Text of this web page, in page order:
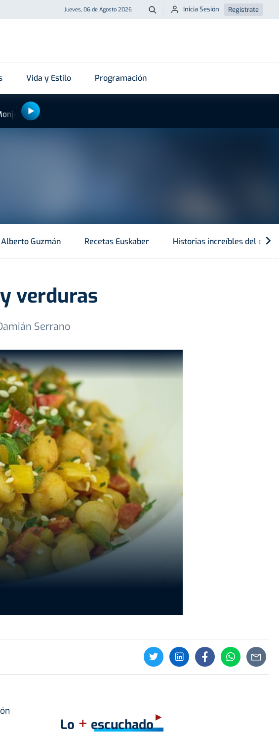
Jueves, 06 de Agosto 2026 Buscar
Inicia Sesión Regístrate
Vida y Estilo Programación
Guzmán Recetas Euskaber Historias increíbles del
verduras
Serrano
Lo + escuchado